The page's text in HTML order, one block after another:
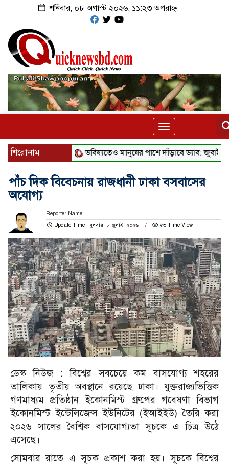
শনিবার, ০৮ অগাস্ট ২০২৬, ১১:২৩ অপরাহ্ন
Toggle
navigation
শিরোনাম ভবিষ্যতেও মানুষের পাশে দাঁড়াবে ড্যাব: জুবাইদা রহমান
পাঁচ দিক বিবেচনায় রাজধানী ঢাকা বসবাসের
অযোগ্য
Reporter Name
Update Time : বুধবার, ৮ জুলাই, ২০২৬
৫৩ Time View
ডেস্ক নিউজ :বিশ্বের সবচেয়ে কম বাসযোগ্য শহরের
তালিকায় তৃতীয় অবস্থানে রয়েছে ঢাকা। যুক্তরাজ্যভিত্তিক
গণমাধ্যম প্রতিষ্ঠান ইকোনমিস্ট গ্রুপের গবেষণা বিভাগ
ইকোনমিস্ট ইন্টেলিজেন্স ইউনিটের (ইআইইউ) তৈরি করা
২০২৬ সালের বৈশ্বিক বাসযোগ্যতা সূচকে এ চিত্র উঠে
এসেছে।
সোমবার রাতে এ সূচক প্রকাশ করা হয়। সূচকে বিশ্বের